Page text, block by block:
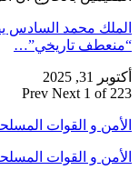
الملك محمد السادس
“منعطف تاريخي”…
أكتوبر 31, 2025
Prev Next 1 of 223
الأمن و القوات
الأمن و القوات